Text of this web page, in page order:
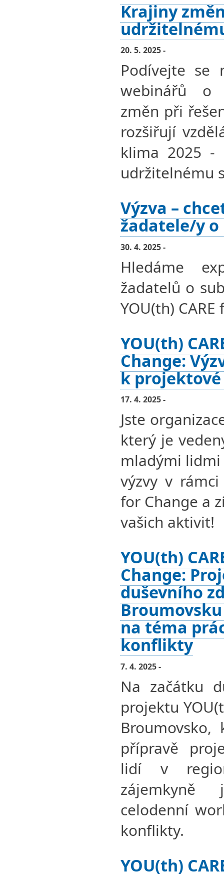
Krajiny
20. 5. 2025 -
Podívejte se
webinářů o
změn při
rozšiřují
klima 2025 -
udržitelnému
Výzva –
žadatele/y
30. 4. 2025 -
Hledáme
žadatelů o
YOU(th)
YOU(th)
Change:
k
17. 4. 2025 -
Jste
který je
mladými lidmi
výzvy v rámci
for Change a
vašich aktivit!
YOU(th)
Change:
duševního
na téma
konflikty
7. 4. 2025 -
Na začátku
projektu
přípravě
lidí v
celodenní
konflikty.
YOU(th)